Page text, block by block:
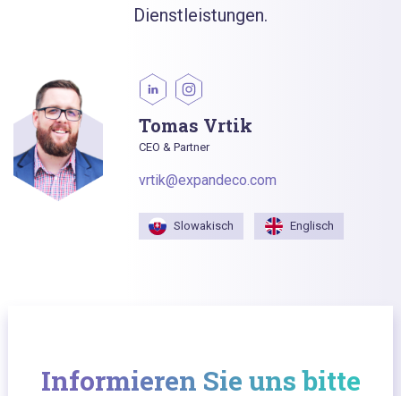
Dienstleistungen.
Tomas Vrtik
CEO & Partner
vrtik@expandeco.com
Slowakisch Englisch
Informieren Sie uns bitte